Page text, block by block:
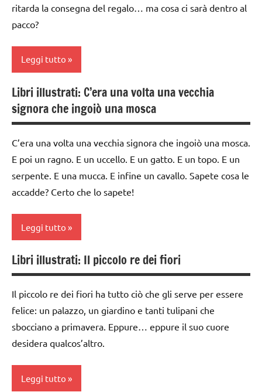
TUTTI GLI
ARTICOLI
3a
3 ai
anni
LIBRI E
ILLUSTRATI
TUTTI GLI
ARGOMENTI
PER ETA'
TUTTI GLI
ARTICOLI
ritarda la consegna del regalo… ma cosa ci sarà dentro al
pacco?
Leggi tutto
classe
1a
2a
da 0
a 3
anni
3 ai
anni
ALBI
ILLUSTRATI
TUTTI GLI
ARGOMENTI
TUTTI GLI
Libri illustrati: C’era una volta una vecchia
signora che ingoiò una mosca
C’era una volta una vecchia signora che ingoiò una mosca.
E poi un ragno. E un uccello. E un gatto. E un topo. E un
serpente. E una mucca. E infine un cavallo. Sapete cosa le
accadde? Certo che lo sapete!
Leggi tutto
classe
1a
classe
2a
3 ai
6
anni
Libri illustrati: Il piccolo re dei fiori
Il piccolo re dei fiori ha tutto ciò che gli serve per essere
felice: un palazzo, un giardino e tanti tulipani che
sbocciano a primavera. Eppure… eppure il suo cuore
desidera qualcos’altro.
Leggi tutto